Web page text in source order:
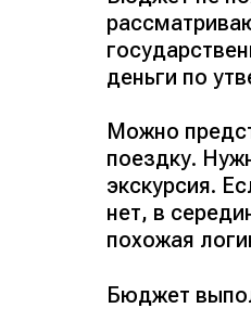
деньги по
Можно
поездку.
экскурсия.
нет, в
похожая
Бюджет